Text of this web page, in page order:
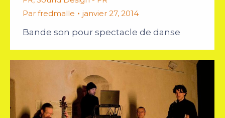
Par fredmalle janvier 27, 2014
Bande son pour spectacle de danse